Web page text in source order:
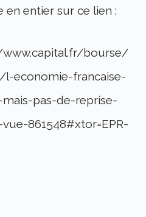
en entier sur ce lien :
bourse/
l-economie-francaise-
pas-de-reprise-
861548#xtor=EPR-